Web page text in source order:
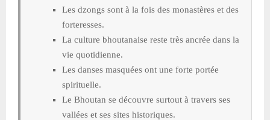
Les dzongs sont à la fois des monastères et des
forteresses.
La culture bhoutanaise reste très ancrée dans la
vie quotidienne.
Les danses masquées ont une forte portée
spirituelle.
Le Bhoutan se découvre surtout à travers ses
vallées et ses sites historiques.